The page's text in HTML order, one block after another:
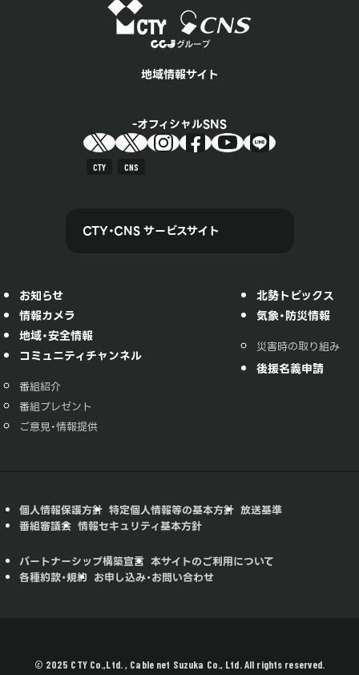
地域情報サイト
オフィシャルSNS
CTY CNS
CTY・CNS サービスサイト
お知らせ
情報カメラ
地域・安全情報
コミュニティチャンネル
番組紹介
番組プレゼント
ご意見・情報提供
北勢トピックス
気象・防災情報
災害時の取り組み
後援名義申請
個人情報保護方針 特定個人情報等の基本方針 放送基準
番組審議会 情報セキュリティ基本方針
パートナーシップ構築宣言 本サイトのご利用について
各種約款・規約 お申し込み・お問い合わせ
© 2025 CTY Co.,Ltd. , Cable net Suzuka Co., Ltd. All rights reserved.